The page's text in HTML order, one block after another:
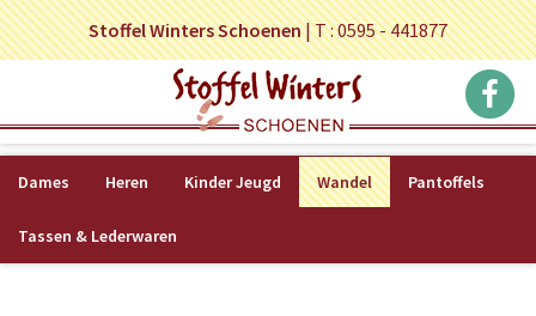
Stoffel Winters Schoenen|T : 0595 - 441877
Dames Heren Kinder Jeugd Wandel Pantoffels
Tassen & Lederwaren